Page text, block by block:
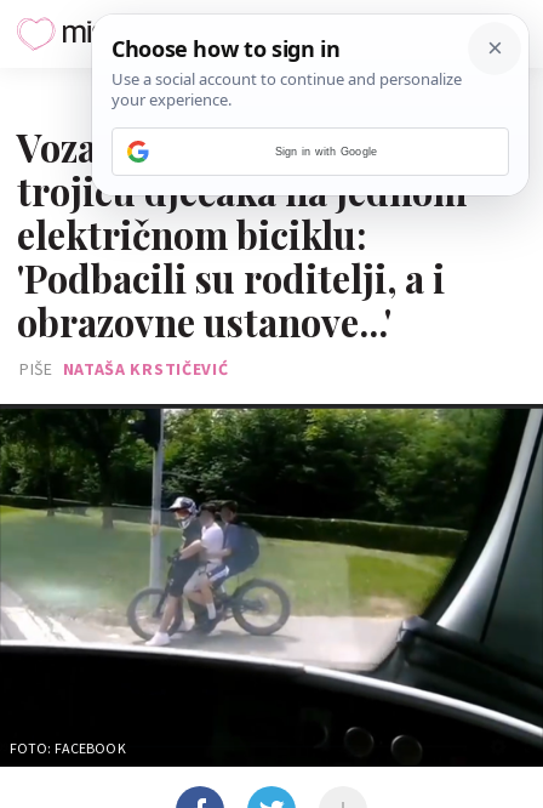
Vozač tramvaja snimio
trojicu dječaka na jednom
električnom biciklu:
'Podbacili su roditelji, a i
obrazovne ustanove...'
PIŠE NATAŠA KRSTIČEVIĆ
FOTO: FACEBOOK
Sign in with Google